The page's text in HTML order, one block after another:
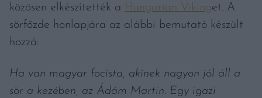
közösen elkészítették a Hungarian Vikinget. A
sörfőzde honlapjára az alábbi bemutató készült
hozzá:
Ha van magyar focista, akinek nagyon jól áll a
sör a kezében, az Ádám Martin. Egy igazi